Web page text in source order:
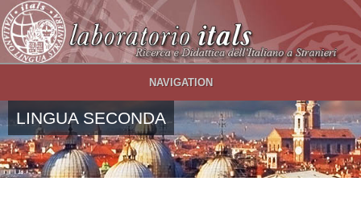
Salta al contenuto principale
NAVIGATION
LINGUA SECONDA